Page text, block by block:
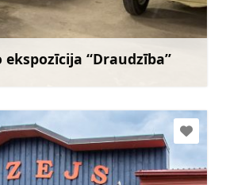
“Draudzība”
Uzzināt vairāk